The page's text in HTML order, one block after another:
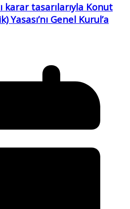
karar tasarılarıyla Konut
Genel Kurul’a